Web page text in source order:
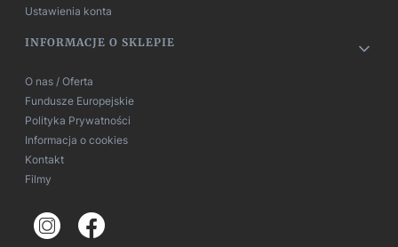
Ustawienia konta
INFORMACJE O SKLEPIE
O nas / Oferta
Fundusze Europejskie
Polityka Prywatności
Informacja o cookies
Kontakt
Filmy